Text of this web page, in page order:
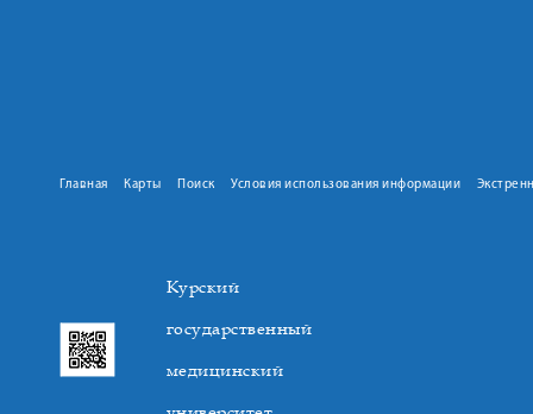
Главная Карты Поиск Условия использования информации
Курский
государственный
медицинский